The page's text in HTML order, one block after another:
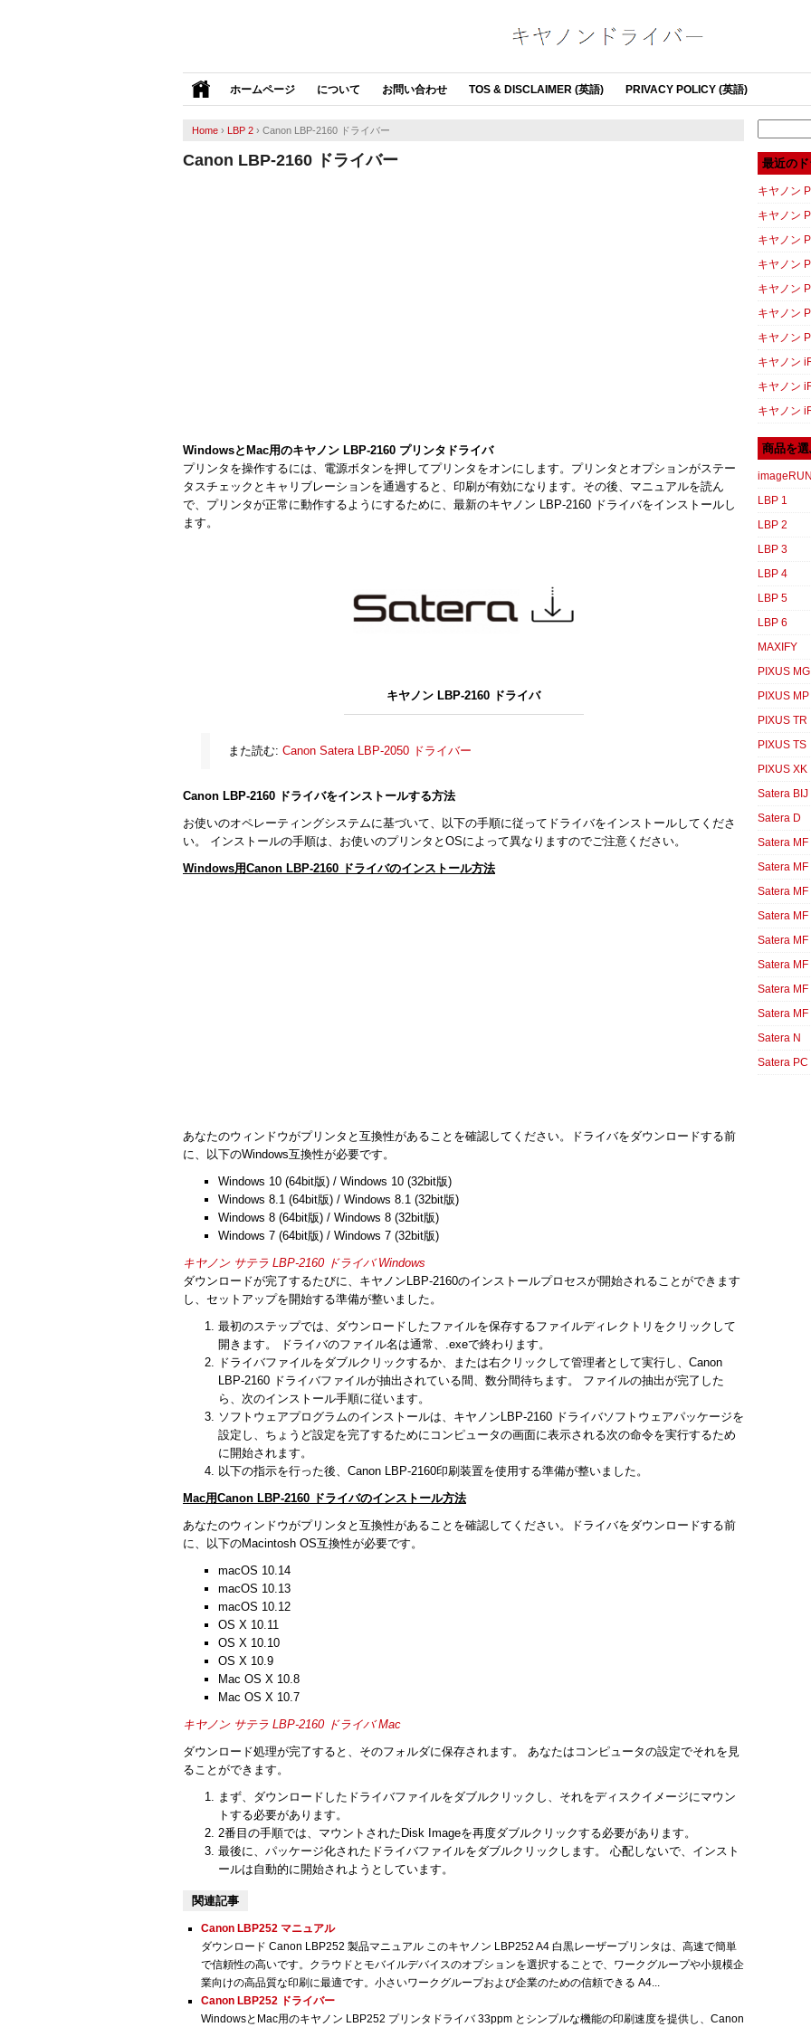
ホームページ について お問い合わせ TOS & DISCLAIMER (英語) PRIVACY POLICY (英語)
Home › LBP 2 › Canon LBP-2160 ドライバー
Canon LBP-2160 ドライバー
WindowsとMac用のキヤノン LBP-2160 プリンタドライバ
プリンタを操作するには、電源ボタンを押してプリンタをオンにします。プリンタとオプションがステー
タスチェックとキャリブレーションを通過すると、印刷が有効になります。その後、マニュアルを読ん
で、プリンタが正常に動作するようにするために、最新のキヤノン LBP-2160 ドライバをインストールし
ます。
キヤノン LBP-2160 ドライバ
また読む: Canon Satera LBP-2050 ドライバー
Canon LBP-2160 ドライバをインストールする方法
お使いのオペレーティングシステムに基づいて、以下の手順に従ってドライバをインストールしてくださ
い。 インストールの手順は、お使いのプリンタとOSによって異なりますのでご注意ください。
Windows用Canon LBP-2160 ドライバのインストール方法
あなたのウィンドウがプリンタと互換性があることを確認してください。ドライバをダウンロードする前
に、以下のWindows互換性が必要です。
Windows 10 (64bit版) / Windows 10 (32bit版)
Windows 8.1 (64bit版) / Windows 8.1 (32bit版)
Windows 8 (64bit版) / Windows 8 (32bit版)
Windows 7 (64bit版) / Windows 7 (32bit版)
キヤノン サテラ LBP-2160 ドライバ Windows
ダウンロードが完了するたびに、キヤノンLBP-2160のインストールプロセスが開始されることができます
し、セットアップを開始する準備が整いました。
最初のステップでは、ダウンロードしたファイルを保存するファイルディレクトリをクリックして
開きます。 ドライバのファイル名は通常、.exeで終わります。
ドライバファイルをダブルクリックするか、または右クリックして管理者として実行し、Canon
LBP-2160 ドライバファイルが抽出されている間、数分間待ちます。 ファイルの抽出が完了した
ら、次のインストール手順に従います。
ソフトウェアプログラムのインストールは、キヤノンLBP-2160 ドライバソフトウェアパッケージを
設定し、ちょうど設定を完了するためにコンピュータの画面に表示される次の命令を実行するため
に開始されます。
以下の指示を行った後、Canon LBP-2160印刷装置を使用する準備が整いました。
Mac用Canon LBP-2160 ドライバのインストール方法
あなたのウィンドウがプリンタと互換性があることを確認してください。ドライバをダウンロードする前
に、以下のMacintosh OS互換性が必要です。
macOS 10.14
macOS 10.13
macOS 10.12
OS X 10.11
OS X 10.10
OS X 10.9
Mac OS X 10.8
Mac OS X 10.7
キヤノン サテラ LBP-2160 ドライバ Mac
ダウンロード処理が完了すると、そのフォルダに保存されます。 あなたはコンピュータの設定でそれを見
ることができます。
まず、ダウンロードしたドライバファイルをダブルクリックし、それをディスクイメージにマウン
トする必要があります。
2番目の手順では、マウントされたDisk Imageを再度ダブルクリックする必要があります。
最後に、パッケージ化されたドライバファイルをダブルクリックします。 心配しないで、インスト
ールは自動的に開始されようとしています。
関連記事
Canon LBP252 マニュアル
ダウンロード Canon LBP252 製品マニュアル このキヤノン LBP252 A4 白黒レーザープリンタは、高速で簡単
で信頼性の高いです。クラウドとモバイルデバイスのオプションを選択することで、ワークグループや小規模企
業向けの高品質な印刷に最適です。小さいワークグループおよび企業のための信頼できる A4...
Canon LBP252 ドライバー
WindowsとMac用のキヤノン LBP252 プリンタドライバ 33ppm とシンプルな機能の印刷速度を提供し、Canon
最近の
キヤノン
キヤノン
キヤノン
キヤノン
キヤノン
キヤノン
キヤノン
キヤノン
キヤノン
キヤノン
商品を
LBP 1
LBP 2
LBP 3
LBP 4
LBP 5
LBP 6
MAXIFY
PIXUS MG
PIXUS MP
PIXUS TR
PIXUS TS
PIXUS XK
Satera BIJ
Satera D
Satera MF
Satera MF
Satera MF
Satera MF
Satera MF
Satera MF
Satera MF
Satera MF
Satera N
Satera PC